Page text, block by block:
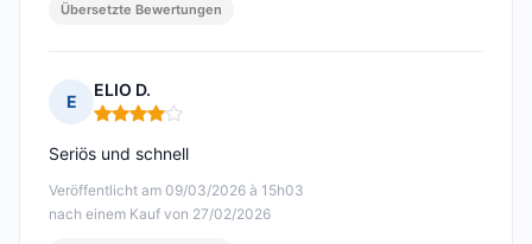
Übersetzte Bewertungen
E
ELIO D.
Hinweis: 4 von 5
Veröffentlicht am 09/03/2026 à 15h03
nach einem Kauf von 27/02/2026
Seriös und schnell